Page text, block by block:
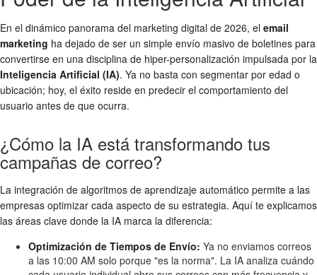
En el dinámico panorama del marketing digital de 2026, el email
marketing ha dejado de ser un simple envío masivo de boletines para
convertirse en una disciplina de hiper-personalización impulsada por la
Inteligencia Artificial (IA). Ya no basta con segmentar por edad o
ubicación; hoy, el éxito reside en predecir el comportamiento del
usuario antes de que ocurra.
¿Cómo la IA está transformando tus
campañas de correo?
La integración de algoritmos de aprendizaje automático permite a las
empresas optimizar cada aspecto de su estrategia. Aquí te explicamos
las áreas clave donde la IA marca la diferencia:
Optimización de Tiempos de Envío: Ya no enviamos correos
a las 10:00 AM solo porque "es la norma". La IA analiza cuándo